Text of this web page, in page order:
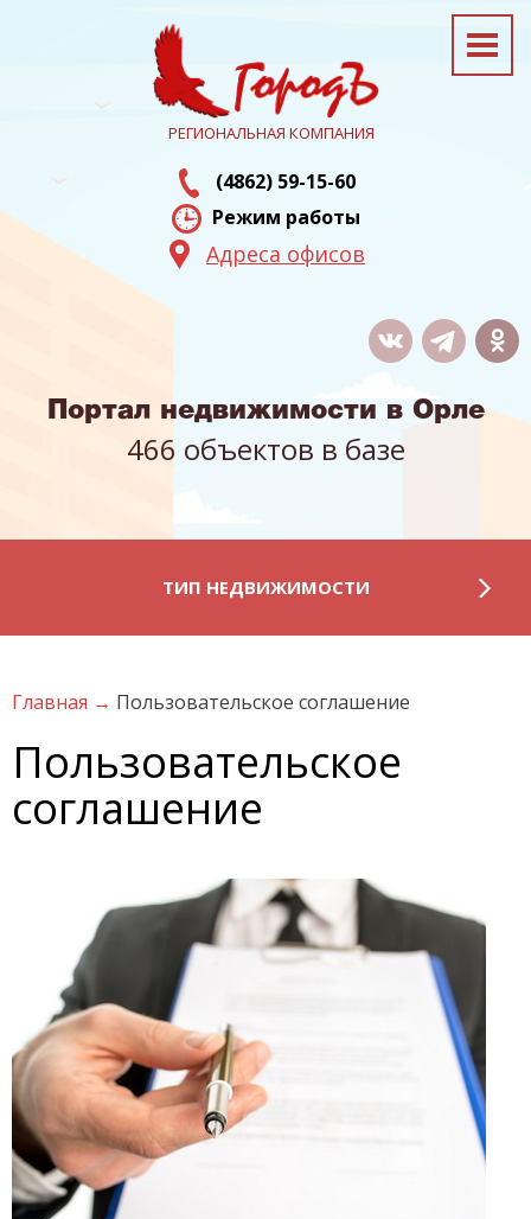
РЕГИОНАЛЬНАЯ КОМПАНИЯ
(4862) 59-15-60
Режим работы
Адреса офисов
Портал недвижимости в Орле
466 объектов в базе
ТИП НЕДВИЖИМОСТИ
Главная → Пользовательское соглашение
Пользовательское
соглашение